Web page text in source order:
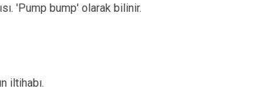
'Pump bump' olarak bilinir.
iltihabı.